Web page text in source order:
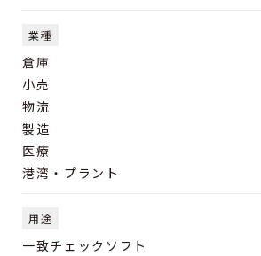
業種
倉庫
小売
物流
製造
医療
港湾・プラント
用途
一致チェックソフト